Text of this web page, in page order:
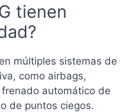
tienen
múltiples sistemas de
como airbags,
automático de
de puntos ciegos.